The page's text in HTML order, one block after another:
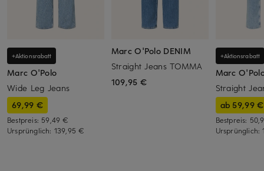
+Aktionsrabatt
Marc O'Polo
Wide Leg Jeans
69,99 €
Bestpreis: 59,49 €
Ursprünglich: 139,95 €
Marc O'Polo DENIM
Straight Jeans TOMMA
109,95 €
+Aktionsrabatt
Marc
Straight
ab 59,99 €
Bestpreis:
Ursprünglich: